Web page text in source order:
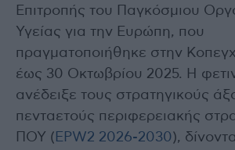
Επιτροπής του Παγκόσμιου
Υγείας για την Ευρώπη, που
πραγματοποιήθηκε στην
έως 30 Οκτωβρίου 2025. Η
ανέδειξε τους στρατηγικούς
πενταετούς περιφερειακής
ΠΟΥ ( EPW2 2026-2030),